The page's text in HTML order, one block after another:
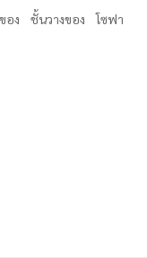
อง ชั้นวางของ โซฟา